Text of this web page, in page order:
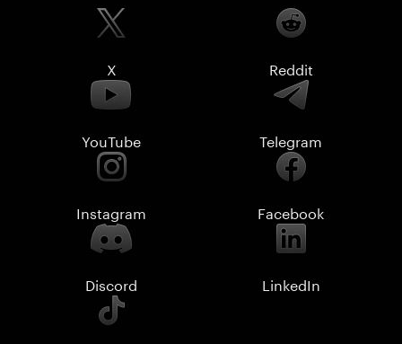
X Reddit
YouTube Telegram
Instagram Facebook
Discord LinkedIn